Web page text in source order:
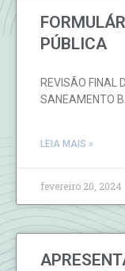
PÚBLICA
REVISÃO FINAL
SANEAMENTO
LEIA MAIS »
fevereiro 20, 2024